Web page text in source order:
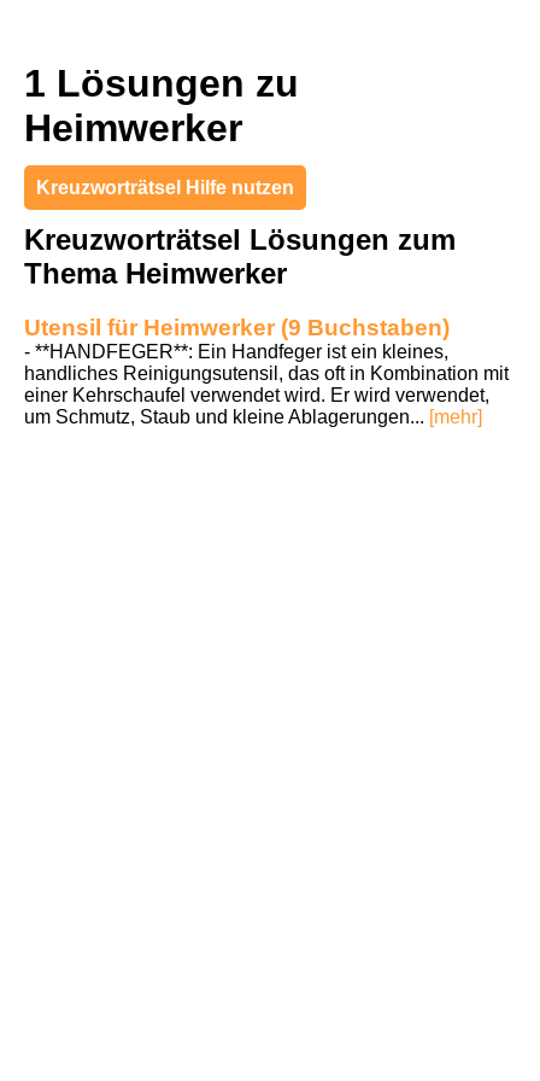
1 Lösungen zu
Heimwerker
Kreuzworträtsel Hilfe nutzen
Kreuzworträtsel Lösungen zum
Thema Heimwerker
Utensil für Heimwerker (9 Buchstaben)
- **HANDFEGER**: Ein Handfeger ist ein kleines,
handliches Reinigungsutensil, das oft in Kombination mit
einer Kehrschaufel verwendet wird. Er wird verwendet,
um Schmutz, Staub und kleine Ablagerungen... [mehr]